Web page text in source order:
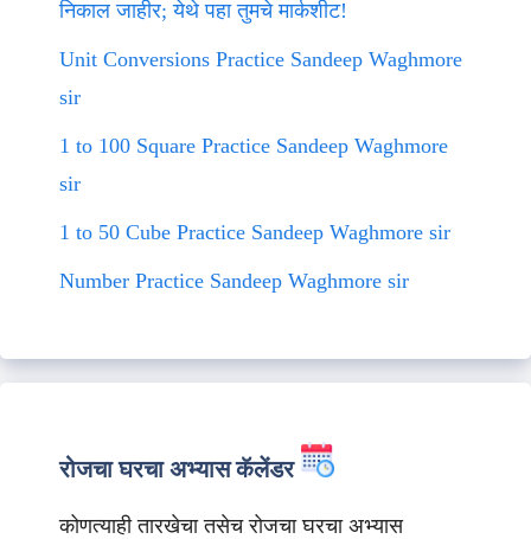
निकाल जाहीर; येथे पहा तुमचे मार्कशीट!
Unit Conversions Practice Sandeep Waghmore
sir
1 to 100 Square Practice Sandeep Waghmore
sir
1 to 50 Cube Practice Sandeep Waghmore sir
Number Practice Sandeep Waghmore sir
रोजचा घरचा अभ्यास कॅलेंडर
कोणत्याही तारखेचा तसेच रोजचा घरचा अभ्यास